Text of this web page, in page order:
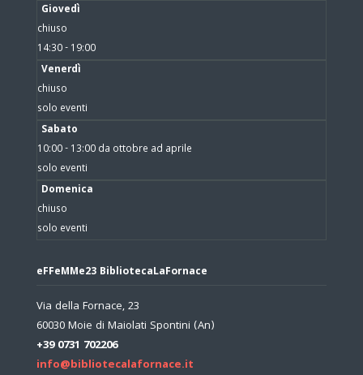
Giovedì
chiuso
14:30 - 19:00
Venerdì
chiuso
solo eventi
Sabato
10:00 - 13:00 da ottobre ad aprile
solo eventi
Domenica
chiuso
solo eventi
eFFeMMe23 BibliotecaLaFornace
Via della Fornace, 23
60030 Moie di Maiolati Spontini (An)
+39 0731 702206
info@bibliotecalafornace.it